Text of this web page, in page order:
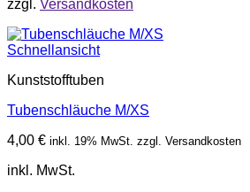
zzgl. Versandkosten
Schnellansicht
Kunststofftuben
Tubenschläuche M/XS
4,00 € inkl. 19% MwSt. zzgl. Versandkosten
inkl. MwSt.